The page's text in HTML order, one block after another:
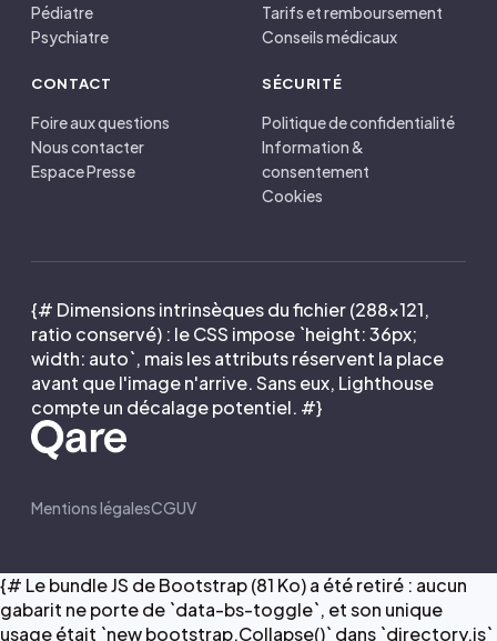
Pédiatre
Psychiatre
Tarifs et remboursement
Conseils médicaux
CONTACT
Foire aux questions
Nous contacter
Espace Presse
SÉCURITÉ
Politique de confidentialité
Information &
consentement
Cookies
{# Dimensions intrinsèques du fichier (288×121,
ratio conservé) : le CSS impose `height: 36px;
width: auto`, mais les attributs réservent la place
avant que l'image n'arrive. Sans eux, Lighthouse
compte un décalage potentiel. #}
Mentions légalesCGUV
{# Le bundle JS de Bootstrap (81 Ko) a été retiré : aucun
gabarit ne porte de `data-bs-toggle`, et son unique
usage était `new bootstrap.Collapse()` dans `directory.js`